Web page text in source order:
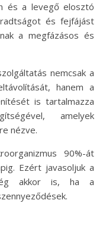
és a levegő elosztó
és fejfájást
a megfázásos és
nemcsak a
hanem a
is tartalmazza
amelyek
nézve.
90%-át
Ezért javasoljuk a
akkor is, ha a